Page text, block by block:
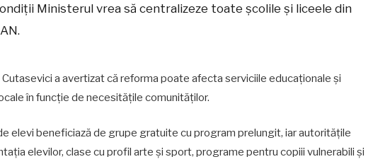
Ministerul vrea să centralizeze toate școlile și liceele din
a avertizat că reforma poate afecta serviciile educaționale și
în funcție de necesitățile comunităților.
elevi beneficiază de grupe gratuite cu program prelungit, iar autoritățile
elevilor, clase cu profil arte și sport, programe pentru copiii vulnerabili și